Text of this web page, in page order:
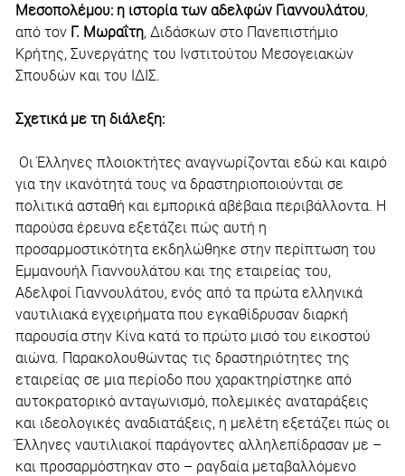
Μεσοπολέμου: η ιστορία των αδελφών Γιαννουλάτου,
από τονΓ. Μωραΐτη, Διδάσκων στο Πανεπιστήμιο
Κρήτης, Συνεργάτης του Ινστιτούτου Μεσογειακών
Σπουδών και του ΙΔΙΣ.
Σχετικά με τη διάλεξη:
Οι Έλληνες πλοιοκτήτες αναγνωρίζονται εδώ και καιρό
για την ικανότητά τους να δραστηριοποιούνται σε
πολιτικά ασταθή και εμπορικά αβέβαια περιβάλλοντα. Η
παρούσα έρευνα εξετάζει πώς αυτή η
προσαρμοστικότητα εκδηλώθηκε στην περίπτωση του
Εμμανουήλ Γιαννουλάτου και της εταιρείας του,
Αδελφοί Γιαννουλάτου, ενός από τα πρώτα ελληνικά
ναυτιλιακά εγχειρήματα που εγκαθίδρυσαν διαρκή
παρουσία στην Κίνα κατά το πρώτο μισό του εικοστού
αιώνα. Παρακολουθώντας τις δραστηριότητες της
εταιρείας σε μια περίοδο που χαρακτηρίστηκε από
αυτοκρατορικό ανταγωνισμό, πολεμικές αναταράξεις
και ιδεολογικές αναδιατάξεις, η μελέτη εξετάζει πώς οι
Έλληνες ναυτιλιακοί παράγοντες αλληλεπίδρασαν με –
και προσαρμόστηκαν στο – ραγδαία μεταβαλλόμενο